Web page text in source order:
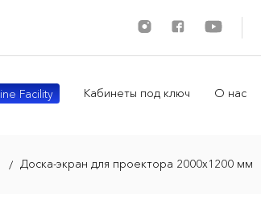
Facility Кабинеты под ключ О нас
Доска-экран для проектора 2000х1200 мм